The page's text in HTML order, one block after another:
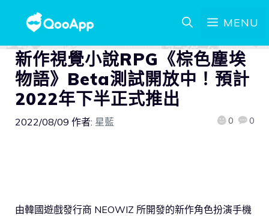
MENU
新作視覺小說RPG《棕色塵埃
物語》Beta測試開放中！預計
2022年下半正式推出
2022/08/09 作者: 星藍 0 0
由韓國遊戲發行商 NEOWIZ 所開發的新作角色扮演手機